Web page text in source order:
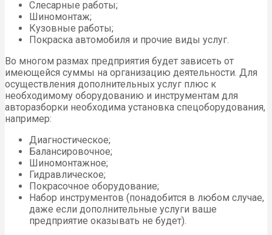
Слесарные работы;
Шиномонтаж;
Кузовные работы;
Покраска автомобиля и прочие виды услуг.
Во многом размах предприятия будет зависеть от
имеющейся суммы на организацию деятельности. Для
осуществления дополнительных услуг плюс к
необходимому оборудованию и инструментам для
авторазборки необходима установка спецоборудования,
например:
Диагностическое;
Балансировочное;
Шиномонтажное;
Гидравлическое;
Покрасочное оборудование;
Набор инструментов (понадобится в любом случае,
даже если дополнительные услуги ваше
предприятие оказывать не будет).